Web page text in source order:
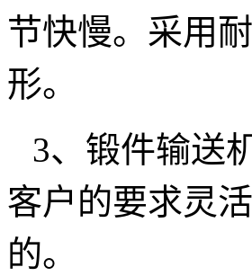
节快慢。采用
形。
3、锻件输送
客户的要求灵
的。